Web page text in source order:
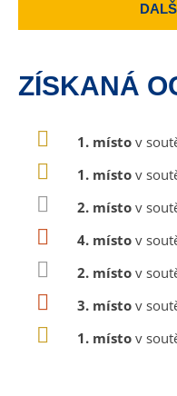
ZÍSKANÁ
1. místo v
1. místo v
2. místo v
4. místo v
2. místo v
3. místo v
1. místo v